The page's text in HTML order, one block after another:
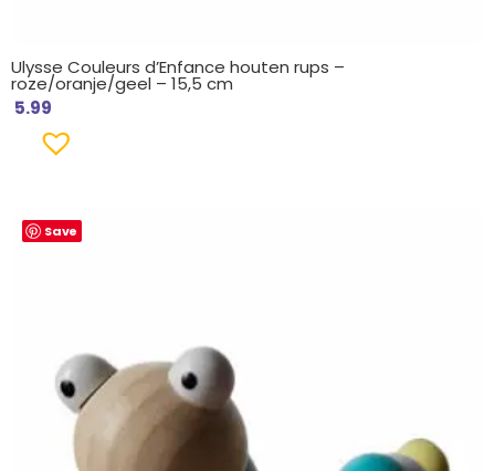
Ulysse Couleurs d’Enfance houten rups –
roze/oranje/geel – 15,5 cm
5.99
Save